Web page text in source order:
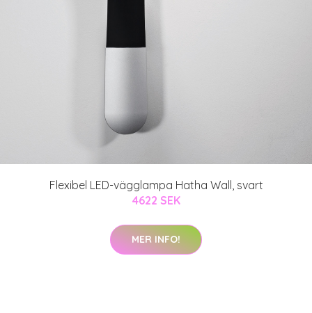
Flexibel LED-vägglampa Hatha Wall, svart
4622 SEK
MER INFO!